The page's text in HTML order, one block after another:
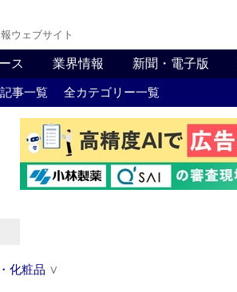
ウェブサイト
ス 業界情報 新聞・電子版
事一覧 全カテゴリー一覧
化粧品 ∨